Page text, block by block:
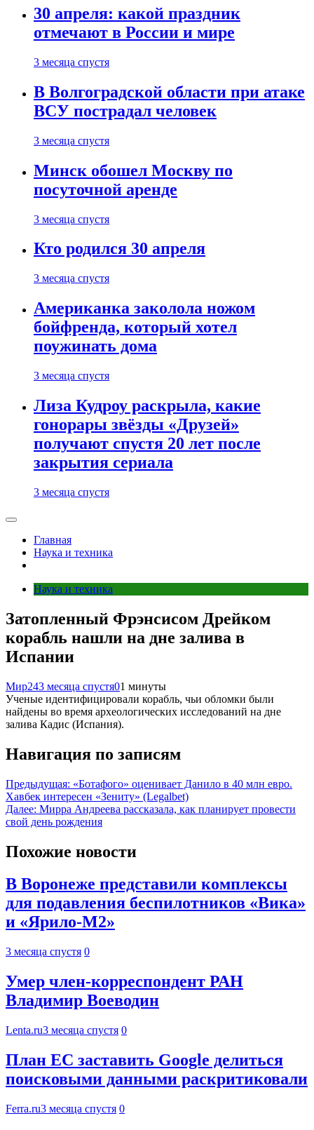
30 апреля: какой праздник
отмечают в России и мире
3 месяца спустя
В Волгоградской области при атаке
ВСУ пострадал человек
3 месяца спустя
Минск обошел Москву по
посуточной аренде
3 месяца спустя
Кто родился 30 апреля
3 месяца спустя
Американка заколола ножом
бойфренда, который хотел
поужинать дома
3 месяца спустя
Лиза Кудроу раскрыла, какие
гонорары звёзды «Друзей»
получают спустя 20 лет после
закрытия сериала
3 месяца спустя
Главная
Наука и техника
Наука и техника
Затопленный Фрэнсисом Дрейком
корабль нашли на дне залива в
Испании
Мир243 месяца спустя01 минуты
Ученые идентифицировали корабль, чьи обломки были
найдены во время археологических исследований на дне
залива Кадис (Испания).
Навигация по записям
Предыдущая: «Ботафого» оценивает Данило в 40 млн евро.
Хавбек интересен «Зениту» (Legalbet)
Далее: Мирра Андреева рассказала, как планирует провести
свой день рождения
Похожие новости
В Воронеже представили комплексы
для подавления беспилотников «Вика»
и «Ярило-М2»
3 месяца спустя 0
Умер член-корреспондент РАН
Владимир Воеводин
Lenta.ru3 месяца спустя 0
План ЕС заставить Google делиться
поисковыми данными раскритиковали
Ferra.ru3 месяца спустя 0